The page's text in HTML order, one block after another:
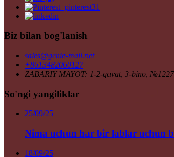
Biz bilan bog'lanish
sales@genie-mail.net
+8613482060127
ZABARIY MAYOT: 1-2-qavat, 3-bino,
So'ngi yangiliklar
25/09/25
Nima uchun har bir lablar uchun
18/09/25